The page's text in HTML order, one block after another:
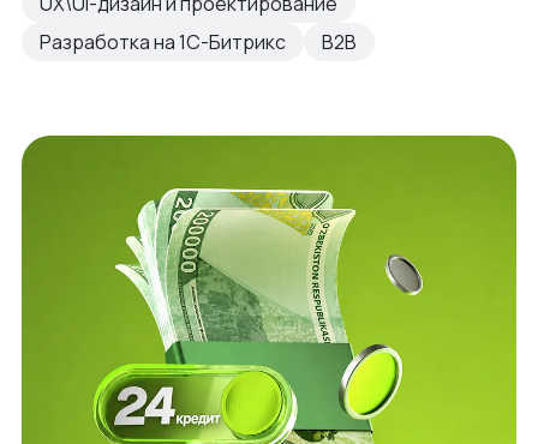
Разработка на 1С-Битрикс
B2B